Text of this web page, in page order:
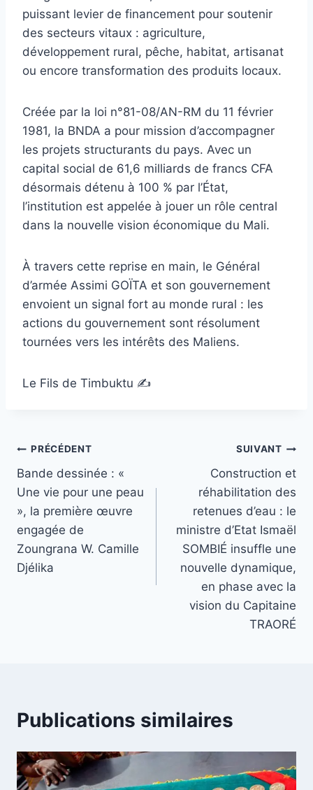
puissant levier de financement pour soutenir
des secteurs vitaux : agriculture,
développement rural, pêche, habitat, artisanat
ou encore transformation des produits locaux.
Créée par la loi n°81-08/AN-RM du 11 février
1981, la BNDA a pour mission d’accompagner
les projets structurants du pays. Avec un
capital social de 61,6 milliards de francs CFA
désormais détenu à 100 % par l’État,
l’institution est appelée à jouer un rôle central
dans la nouvelle vision économique du Mali.
À travers cette reprise en main, le Général
d’armée Assimi GOÏTA et son gouvernement
envoient un signal fort au monde rural : les
actions du gouvernement sont résolument
tournées vers les intérêts des Maliens.
Le Fils de Timbuktu ✍️
Navigation
de
l’article
PRÉCÉDENT
Bande dessinée : «
Une vie pour une peau
», la première œuvre
engagée de
Zoungrana W. Camille
Djélika
SUIVANT
Construction et
réhabilitation des
retenues d’eau : le
ministre d’Etat Ismaël
SOMBIÉ insuffle une
nouvelle dynamique,
en phase avec la
vision du Capitaine
TRAORÉ
Publications similaires